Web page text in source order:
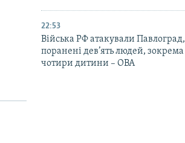
22:53
Війська РФ атакували Павлоград,
поранені дев’ять людей, зокрема
чотири дитини – ОВА